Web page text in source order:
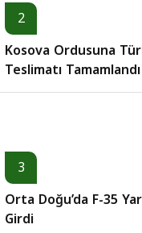
2
Kosova Ordusuna
Teslimatı Tamamlandı
3
Orta Doğu’da F-35
Girdi